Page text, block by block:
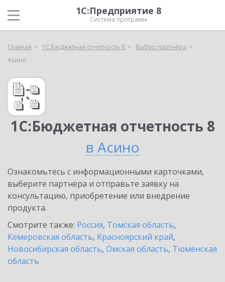
1С:Предприятие 8
Система программ
Главная 1С:Бюджетная отчетность 8
Выбор партнёра
Асино
1С:Бюджетная отчетность 8
в Асино
Ознакомьтесь с информационными карточками,
выберите партнёра и отправьте заявку на
консультацию, приобретение или внедрение
продукта.
Смотрите также: Россия, Томская область,
Кемеровская область, Красноярский край,
Новосибирская область, Омская область, Тюменская
область